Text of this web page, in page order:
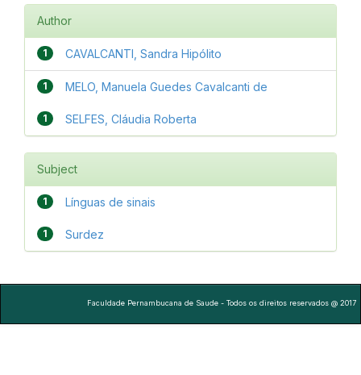
Author
1 CAVALCANTI, Sandra Hipólito
1 MELO, Manuela Guedes Cavalcanti de
1 SELFES, Cláudia Roberta
Subject
1 Línguas de sinais
1 Surdez
Faculdade Pernambucana de Saude - Todos os direitos reservados @ 2017